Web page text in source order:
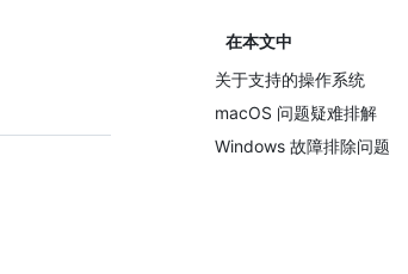
在本文中
关于支持的操作系统
macOS 问题疑难排解
Windows 故障排除问题